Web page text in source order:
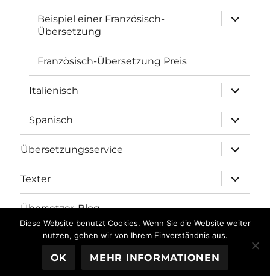
Beispiel einer Französisch-
Übersetzung
öffnen
Französisch-Übersetzung Preis
Italienisch
öffnen
Spanisch
öffnen
Übersetzungsservice
öffnen
Texter
öffnen
Übersetzer-Blog
Übersetzungsbüro fh-translations.com
Stolz präsentiert
von WordPress
Diese Website benutzt Cookies. Wenn Sie die Website weiter
nutzen, gehen wir von Ihrem Einverständnis aus.
OK MEHR INFORMATIONEN